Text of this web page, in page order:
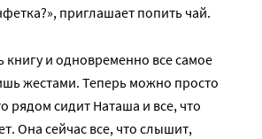
приглашает попить чай.
книгу и одновременно все самое
жестами. Теперь можно просто
рядом сидит Наташа и все, что
Она сейчас все, что слышит,